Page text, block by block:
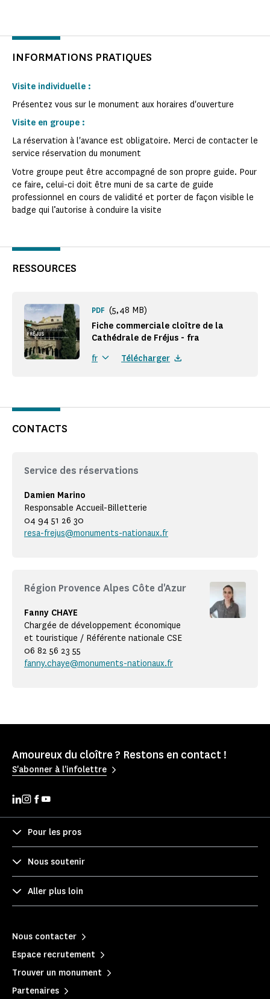
INFORMATIONS PRATIQUES
Visite individuelle :
Présentez vous sur le monument aux horaires d'ouverture
Visite en groupe :
La réservation à l'avance est obligatoire. Merci de contacter le
service réservation du monument
Votre groupe peut être accompagné de son propre guide. Pour
ce faire, celui-ci doit être muni de sa carte de guide
professionnel en cours de validité et porter de façon visible le
badge qui l’autorise à conduire la visite
RESSOURCES
Fiche commerciale cloître de la
Cathédrale de Fréjus - fra
PDF (5,48 MB)
fr Télécharger
CONTACTS
Service des réservations
Damien Marino
Responsable Accueil-Billetterie
04 94 51 26 30
resa-frejus@monuments-nationaux.fr
Région Provence Alpes Côte d'Azur
Fanny CHAYE
Chargée de développement économique
et touristique / Référente nationale CSE
06 82 56 23 55
fanny.chaye@monuments-nationaux.fr
Amoureux du cloître ? Restons en contact !
S'abonner à l'infolettre
Pour les pros
Nous soutenir
Aller plus loin
Nous contacter
Espace recrutement
Trouver un monument
Partenaires